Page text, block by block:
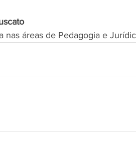
nas áreas de Pedagogia e